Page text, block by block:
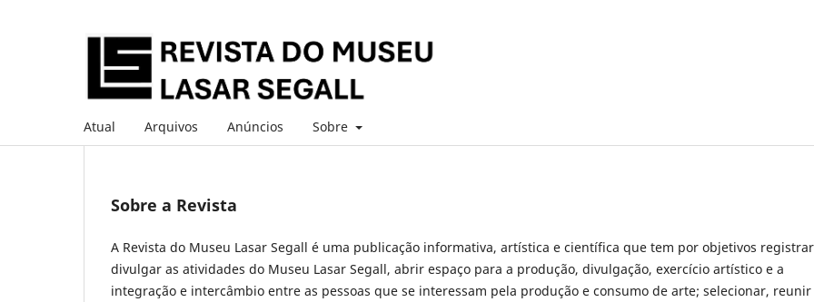
Atual Arquivos Anúncios Sobre
Sobre a Revista
A Revista do Museu Lasar Segall é uma publicação informativa, artística e científica que tem por objetivos
divulgar as atividades do Museu Lasar Segall, abrir espaço para a produção, divulgação, exercício artístico e a
integração e intercâmbio entre as pessoas que se interessam pela produção e consumo de arte; selecionar, reunir